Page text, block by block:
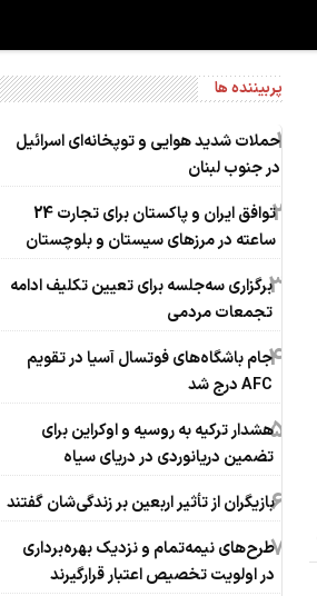
پربیننده ها
1حملات شدید هوایی و توپخانه‌ای اسرائیل
در جنوب لبنان
2
توافق ایران و پاکستان برای تجارت 24
ساعته در مرزهای سیستان و بلوچستان
3برگزاری سه‌جلسه برای تعیین تکلیف ادامه
تجمعات مردمی
4جام باشگاه‌های فوتسال آسیا در تقویم
AFC درج شد
5هشدار ترکیه به روسیه و اوکراین برای
تضمین دریانوردی در دریای سیاه
6بازیگران از تأثیر اربعین بر زندگی‌شان گفتند
7طرح‌های نیمه‌تمام و نزدیک بهره‌برداری
در اولویت تخصیص اعتبار قرارگیرند